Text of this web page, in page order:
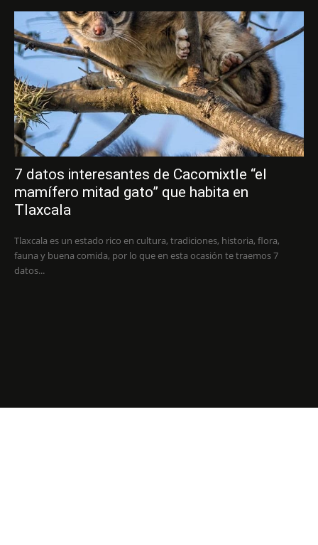
7 datos interesantes de Cacomixtle “el
mamífero mitad gato” que habita en
Tlaxcala
Tlaxcala es un estado rico en cultura, tradiciones, historia, flora,
fauna y buena comida, por lo que en esta ocasión te traemos 7
datos...